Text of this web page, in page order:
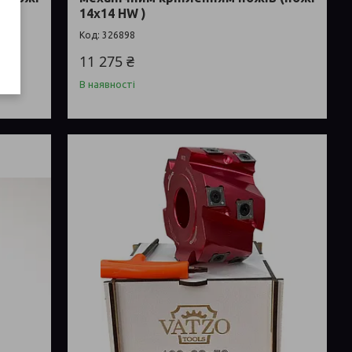
14x14 HW )
326898
11 275 ₴
В наявності